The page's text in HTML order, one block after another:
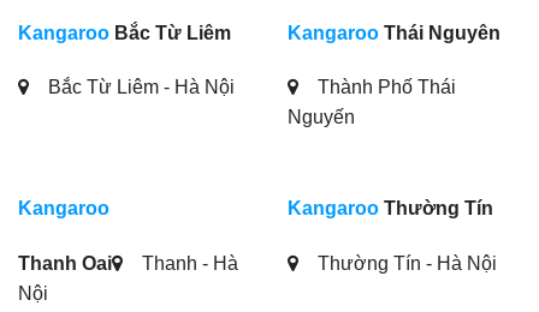
Kangaroo Bắc Từ Liêm
Bắc Từ Liêm - Hà Nội
Kangaroo Thái Nguyên
Thành Phố Thái
Nguyến
Kangaroo
Thanh Oai
Thanh - Hà
Nội
Kangaroo Thường Tín
Thường Tín - Hà Nội